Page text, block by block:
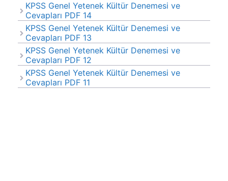
KPSS Genel Yetenek Kültür Denemesi ve
Cevapları PDF 14
KPSS Genel Yetenek Kültür Denemesi ve
Cevapları PDF 13
KPSS Genel Yetenek Kültür Denemesi ve
Cevapları PDF 12
KPSS Genel Yetenek Kültür Denemesi ve
Cevapları PDF 11